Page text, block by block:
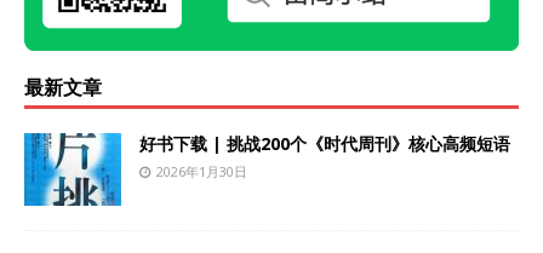
最新文章
好书下载 | 挑战200个《时代周刊》核心高频短语
2026年1月30日